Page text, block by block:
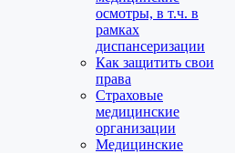
осмотры, в т.ч. в
рамках
диспансеризации
Как защитить свои
права
Страховые
медицинские
организации
Медицинские